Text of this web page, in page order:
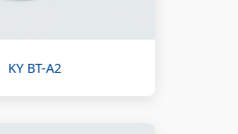
KY BT-A2